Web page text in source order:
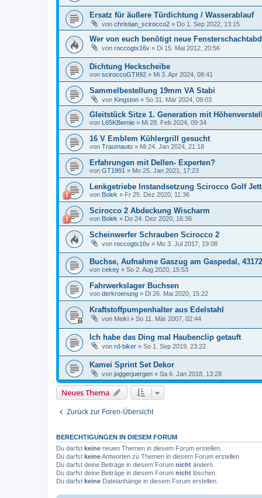
Ersatz für äußere Türdichtung / Wasserablauf
von christian_scirocco2 » Do 1. Sep 2022, 13:15
Wer von euch benötigt neue
von roccogtx16v » Di 15. Mai 2012, 20:56
Dichtung Heckscheibe
von sciroccoGTII92 » Mi 3. Apr 2024, 08:41
Sammelbestellung 19mm VA Stabi
von Kingston » So 31. Mär 2024, 09:03
Gleitstück Sitze 1. Generation mit
von L65KBernie » Mi 28. Feb 2024, 09:34
16 V Emblem Kühlergrill gesucht
von Traumauto » Mi 24. Jan 2024, 21:18
Erfahrungen mit Dellen- Experten?
von GT1991 » Mo 25. Jan 2021, 17:23
Lenkgetriebe Instandsetzung Scirocco Golf
von Bolek » Fr 25. Dez 2020, 11:36
Scirocco 2 Abdeckung Wischarm
von Bolek » Do 24. Dez 2020, 16:36
Scheinwerfer Schrauben Scirocco 2
von roccogtx16v » Mo 3. Jul 2017, 19:08
Buchse, Aufnahme Gaszug am Gaspedal,
von cekey » So 2. Aug 2020, 15:53
Fahrwerkslager Buchsen
von derkroenung » Di 26. Mai 2020, 15:22
Kraftstoffpumpenhalter aus Edelstahl
von Meiki » So 11. Mär 2007, 02:44
Ich habe das Ding mal Haubenclip getauft
von rd-biker » So 1. Sep 2019, 23:22
Kamei Sprint Set Dekor
von joggerjuergen » Sa 6. Jan 2018, 13:28
Neues Thema
Zurück zur Foren-Übersicht
BERECHTIGUNGEN IN DIESEM FORUM
Du darfst keine neuen Themen in diesem Forum erstellen.
Du darfst keineAntworten zu Themen in diesem Forum erstellen.
Du darfst deine Beiträge in diesem Forum nicht ändern.
Du darfst deine Beiträge in diesem Forum nicht löschen.
Du darfst keine Dateianhänge in diesem Forum erstellen.